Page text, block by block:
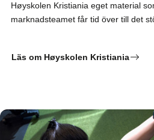
Høyskolen Kristiania eget material
marknadsteamet får tid över till det
Läs om Høyskolen Kristiania